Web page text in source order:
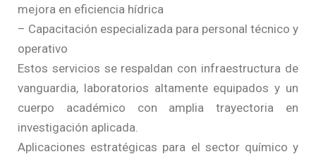
mejora en eficiencia hídrica
– Capacitación especializada para personal técnico y
operativo
Estos servicios se respaldan con infraestructura de
vanguardia, laboratorios altamente equipados y un
cuerpo académico con amplia trayectoria en
investigación aplicada.
Aplicaciones estratégicas para el sector químico y